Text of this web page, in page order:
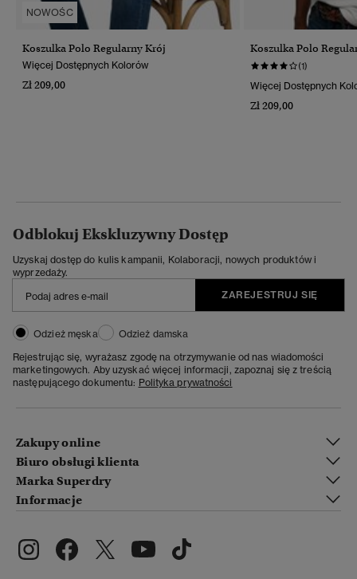
NOWOŚC
Koszulka Polo Regularny Krój
Więcej Dostępnych Kolorów
Zł 209,00
Koszulka Polo
(1)
Więcej Dostępnych
Zł 209,00
Odblokuj Ekskluzywny Dostęp
Uzyskaj dostęp do kulis kampanii, Kolaboracji, nowych produktów i
wyprzedaży.
ZAREJESTRUJ SIĘ
Odzież męska
Odzież damska
Rejestrując się, wyrażasz zgodę na otrzymywanie od nas wiadomości
marketingowych. Aby uzyskać więcej informacji, zapoznaj się z treścią
następującego dokumentu: Polityka prywatności
Zakupy online
Biuro obsługi klienta
Marka Superdry
Informacje